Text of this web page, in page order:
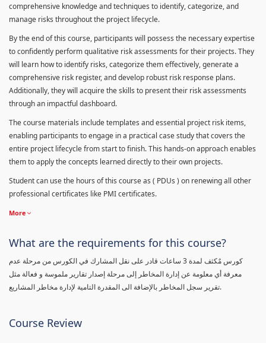
comprehensive knowledge and techniques to identify, categorize, and
manage risks throughout the project lifecycle.
By the end of this course, participants will possess the necessary expertise
to confidently perform qualitative risk assessments for their projects. They
will learn how to identify risks, categorize them effectively, generate a
comprehensive risk register, and develop robust risk response plans.
Additionally, they will acquire the skills to present their risk assessments
through an impactful dashboard.
The course materials include templates and essential project risk items,
enabling participants to engage in a practical case study that covers the
entire project lifecycle from start to finish. This hands-on approach enables
them to apply the concepts learned directly to their own projects.
Student can use the hours of this course as ( PDUs ) on renewing all other
professional certificates like PMI certificates.
More
What are the requirements for this course?
كورس مٌكثف لمدة 3 ساعات قادر على نقل المشارك في الكورس من مرحلة عدم
معرفة أي معلومة عن إدارة المخاطر إلى مرحلة إصدار تقارير ملموسة و فعالة مثل
تقرير سجل المخاطر بالإضافة الى المقدرة التامية لإدارة مخاطر المشاريع.
Course Review